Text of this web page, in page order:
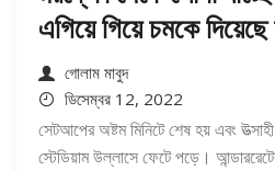
এগিয়ে গিয়ে চমকে
গোলাম মাবুদ
ডিসেম্বর 12, 2022
সেটআপের অষ্টম মিনিটে শেষ হয় এবং
স্টেডিয়াম উল্লাসে ফেটে পড়ে।